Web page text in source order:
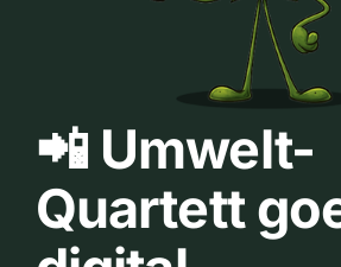
📲 Umwelt-
Quartett